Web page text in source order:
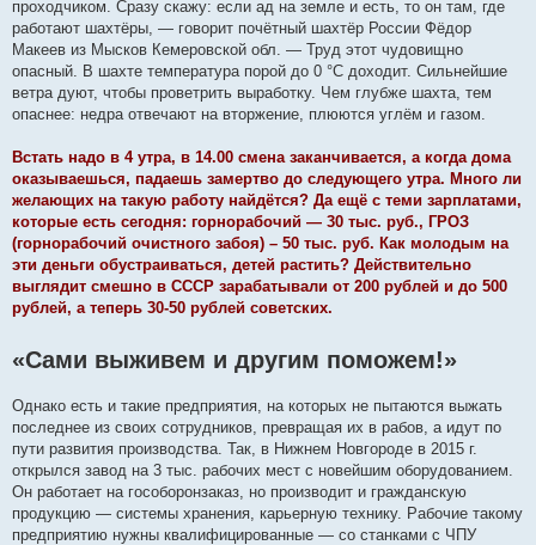
проходчиком. Сразу скажу: если ад на земле и есть, то он там, где
работают шахтёры, — говорит почётный шахтёр России Фёдор
Макеев из Мысков Кемеровской обл. — Труд этот чудовищно
опасный. В шахте температура порой до 0 °С доходит. Сильнейшие
ветра дуют, чтобы проветрить выработку. Чем глубже шахта, тем
опаснее: недра отвечают на вторжение, плюются углём и газом.
Встать надо в 4 утра, в 14.00 смена заканчивается, а когда дома
оказываешься, падаешь замертво до следующего утра. Много ли
желающих на такую работу найдётся? Да ещё с теми зарплатами,
которые есть сегодня: горнорабочий — 30 тыс. руб., ГРОЗ
(горнорабочий очистного забоя) – 50 тыс. руб. Как молодым на
эти деньги обустраиваться, детей растить? Действительно
выглядит смешно в СССР зарабатывали от 200 рублей и до 500
рублей, а теперь 30-50 рублей советских.
«Сами выживем и другим поможем!»
Однако есть и такие предприятия, на которых не пытаются выжать
последнее из своих сотрудников, превращая их в рабов, а идут по
пути развития производства. Так, в Нижнем Новгороде в 2015 г.
открылся завод на 3 тыс. рабочих мест с новейшим оборудованием.
Он работает на гособоронзаказ, но производит и гражданскую
продукцию — системы хранения, карьерную технику. Рабочие такому
предприятию нужны квалифицированные — со станками с ЧПУ